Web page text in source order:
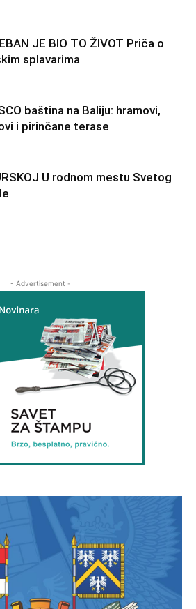
JE BIO TO ŽIVOT Priča o
splavarima
baština na Baliju: hramovi,
i pirinčane terase
U rodnom mestu Svetog
- Advertisement -